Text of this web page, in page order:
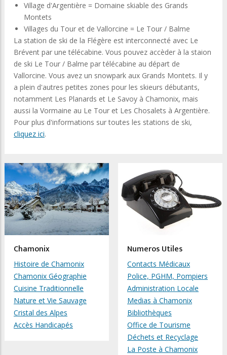
Village d'Argentière = Domaine skiable des Grands
Montets
Villages du Tour et de Vallorcine = Le Tour / Balme
La station de ski de la Flégère est interconnecté avec Le
Brévent par une télécabine. Vous pouvez accèder à la staion
de ski Le Tour / Balme par télécabine au départ de
Vallorcine. Vous avez un snowpark aux Grands Montets. Il y
a plein d'autres petites zones pour les skieurs débutants,
notamment Les Planards et Le Savoy à Chamonix, mais
aussi la Vormaine au Le Tour et Les Chosalets à Argentière.
Pour plus d'informations sur toutes les stations de ski,
cliquez ici.
Chamonix
Histoire de Chamonix
Chamonix Géographie
Cuisine Traditionnelle
Nature et Vie Sauvage
Cristal des Alpes
Accès Handicapés
Numeros Utiles
Contacts Médicaux
Police, PGHM, Pompiers
Administration Locale
Medias à Chamonix
Bibliothèques
Office de Tourisme
Déchets et Recyclage
La Poste à Chamonix